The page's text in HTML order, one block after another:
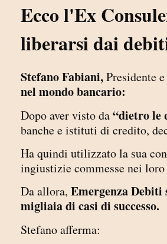
Ecco l'Ex
liberarsi dai
Stefano Fabiani,Presidente
nel mondo bancario:
Dopo aver visto da“dietro le
banche e istituti di credito,
Ha quindi utilizzato la sua
ingiustizie commesse nei
Da allora, Emergenza
migliaia di casi di successo.
Stefano afferma: